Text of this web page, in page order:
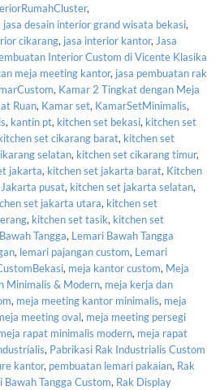
,
jasa desain interior grand wisata bekasi,
cikarang, jasa interior kantor,Jasa
Interior Custom di Vicente Klasika
meja meeting kantor, jasa pembuatan rak
, Kamar 2 Tingkat dengan Meja
Ruan, Kamar set, KamarSetMinimalis,
, kantin pt, kitchen set bekasi, kitchen set
set cikarang barat, kitchen set
selatan, kitchen set cikarang timur,
jakarta, kitchen set jakarta barat, Kitchen
pusat, kitchen set jakarta selatan,
set jakarta utara, kitchen set
, kitchen set tasik, kitchen set
Tangga, Lemari Bawah Tangga
, lemari pajangan custom, Lemari
, meja kantor custom, Meja
Minimalis & Modern, meja kerja dan
, meja meeting kantor minimalis, meja
meeting oval, meja meeting persegi
rapat minimalis modern, meja rapat
, Pabrikasi Rak Industrialis Custom
kantor, pembuatan lemari pakaian, Rak
Bawah Tangga Custom, Rak Display